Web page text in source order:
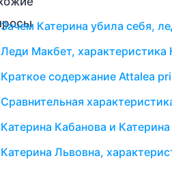
Зачем Катерина убила себя,
Леди Макбет,
Краткое содержание Attalea
Сравнительная
Катерина Кабанова и
Катерина Львовна,